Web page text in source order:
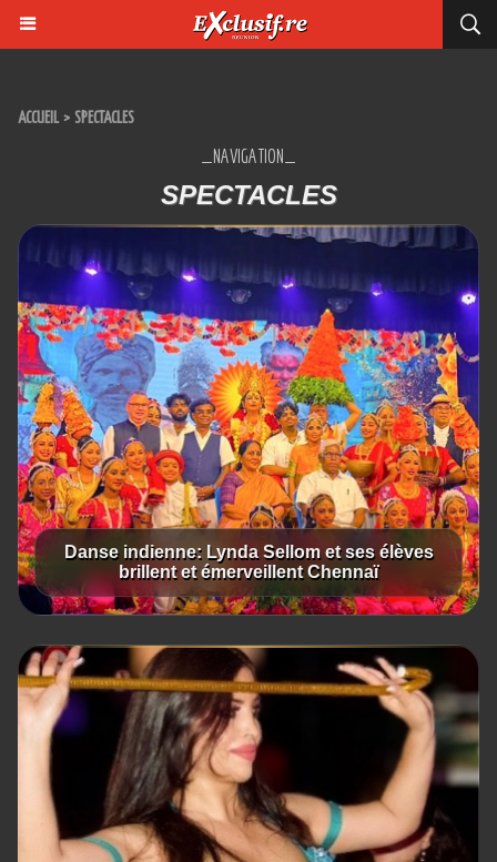
ACCUEIL > SPECTACLES
_NAVIGATION_
SPECTACLES
Danse indienne: Lynda Sellom et ses élèves
brillent et émerveillent Chennaï